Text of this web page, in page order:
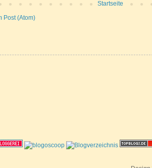
Startseite
Post (Atom)